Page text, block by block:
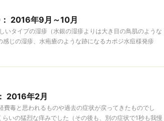
2016年9月～10月
いタイプの湿疹（水銀の湿疹よりは大き目の鳥肌のような
じの湿疹、水疱瘡のような跡になるカポジ水痘様発疹
2016年2月
毒と思われるものや過去の症状が戻ってきたものでし
いの猛烈な痒みでした（その後も、別の症状で1秒も我慢